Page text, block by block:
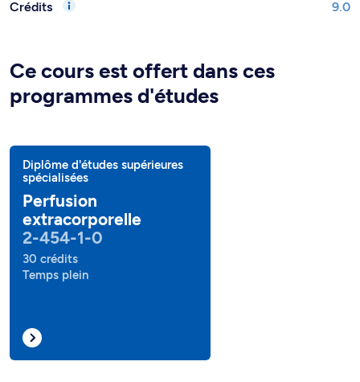
Crédits
9.0
Ce cours est offert dans ces
programmes d'études
Diplôme d'études supérieures
spécialisées
Perfusion
extracorporelle
2-454-1-0
30 crédits
Temps plein